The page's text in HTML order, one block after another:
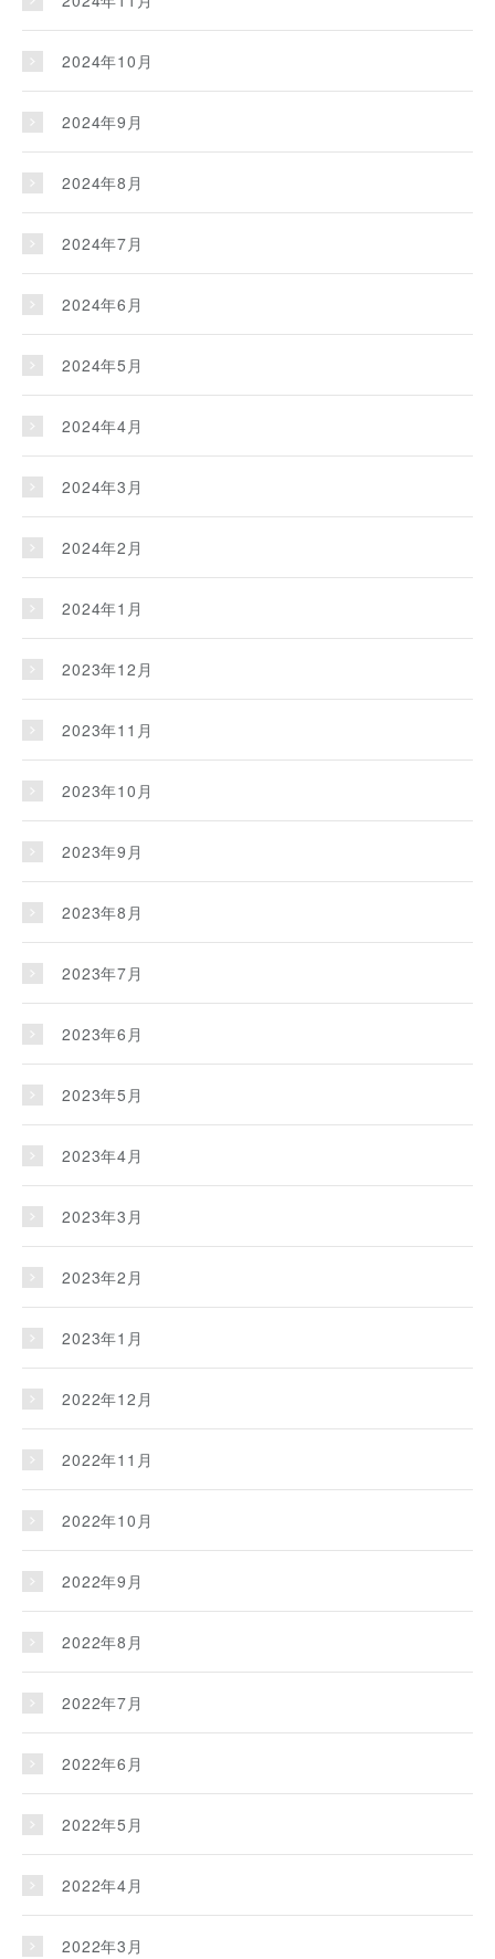
2024年10月
2024年9月
2024年8月
2024年7月
2024年6月
2024年5月
2024年4月
2024年3月
2024年2月
2024年1月
2023年12月
2023年11月
2023年10月
2023年9月
2023年8月
2023年7月
2023年6月
2023年5月
2023年4月
2023年3月
2023年2月
2023年1月
2022年12月
2022年11月
2022年10月
2022年9月
2022年8月
2022年7月
2022年6月
2022年5月
2022年4月
2022年3月